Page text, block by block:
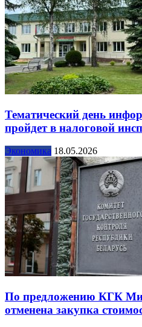
Тематический день
пройдет в налоговой
Экономика 18.05.2026
По предложению КГК
отменена закупка